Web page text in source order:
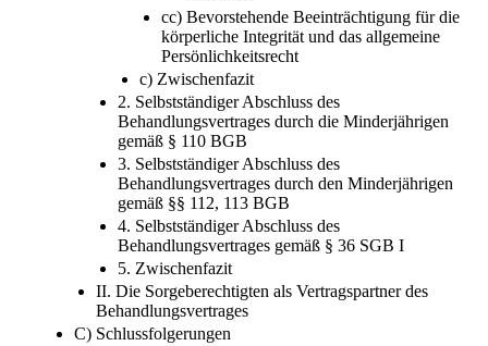
cc) Bevorstehende Beeinträchtigung für die
körperliche Integrität und das allgemeine
Persönlichkeitsrecht
c) Zwischenfazit
2. Selbstständiger Abschluss des
Behandlungsvertrages durch die Minderjährigen
gemäß § 110 BGB
3. Selbstständiger Abschluss des
Behandlungsvertrages durch den Minderjährigen
gemäß §§ 112, 113 BGB
4. Selbstständiger Abschluss des
Behandlungsvertrages gemäß § 36 SGB I
5. Zwischenfazit
II. Die Sorgeberechtigten als Vertragspartner des
Behandlungsvertrages
C) Schlussfolgerungen